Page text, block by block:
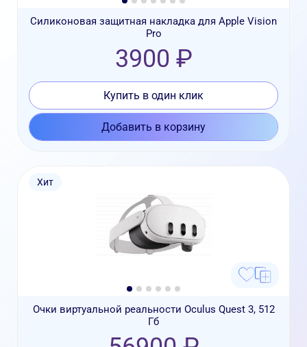
Силиконовая защитная накладка для Apple Vision
Pro
3900 ₽
Купить в один клик
Добавить в корзину
Хит
Очки виртуальной реальности Oculus Quest 3, 512
Гб